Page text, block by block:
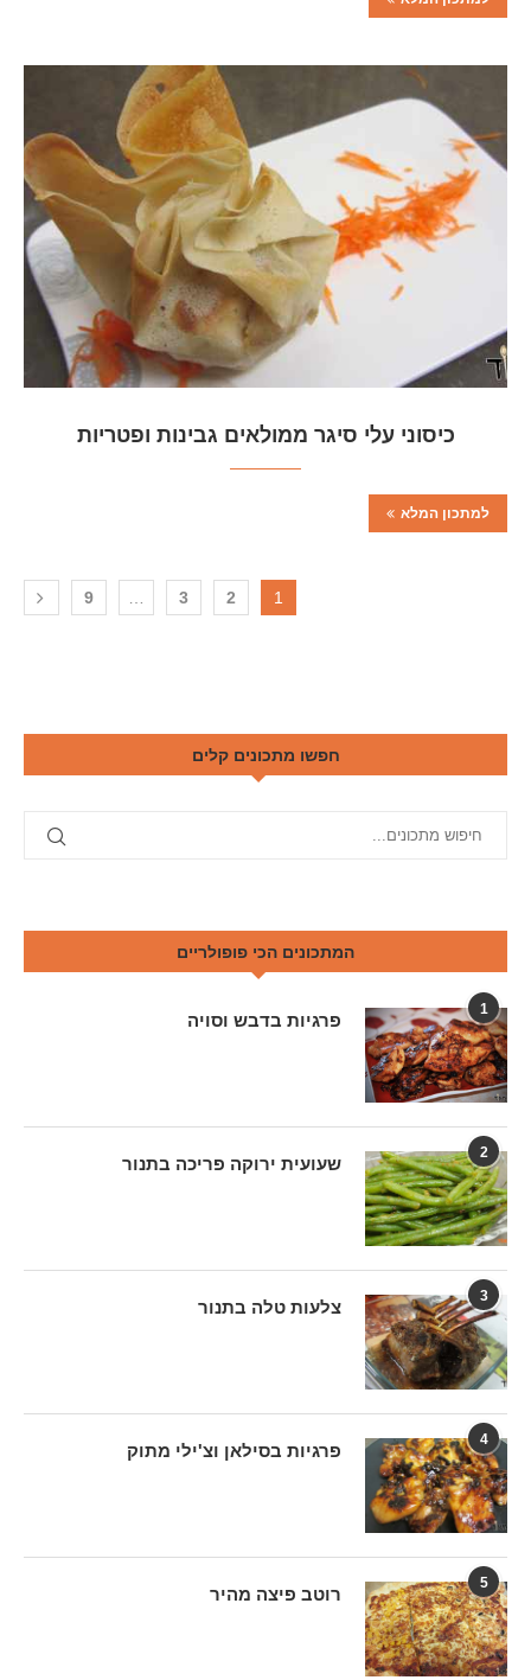
כיסוני עלי סיגר ממולאים גבינות ופטריות
למתכון המלא
1
2
3
9
חפשו מתכונים קלים
המתכונים הכי פופולריים
1
פרגיות בדבש וסויה
2
שעועית ירוקה פריכה בתנור
3
צלעות טלה בתנור
4
פרגיות בסילאן וצ'ילי מתוק
5
רוטב פיצה מהיר